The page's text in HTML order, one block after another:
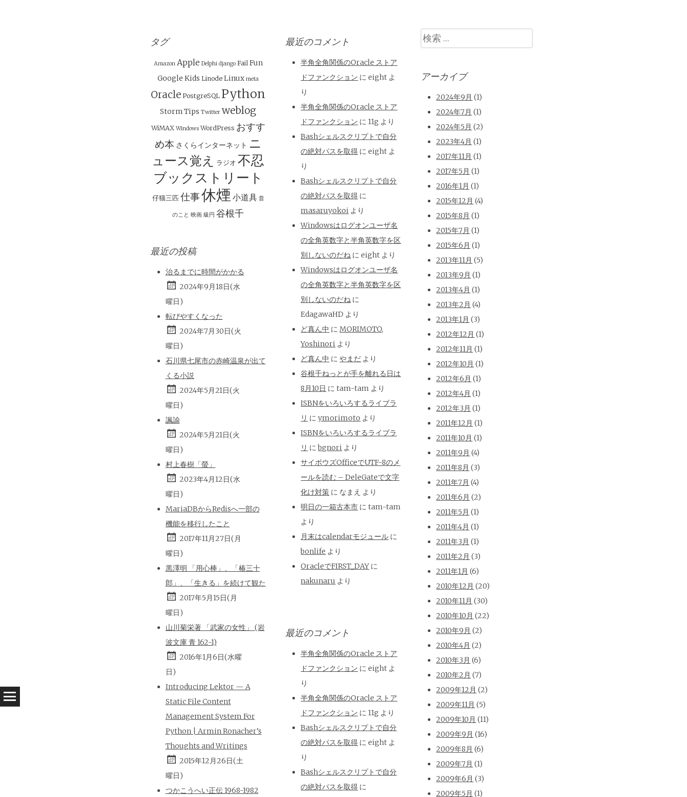
タグ
Amazon Apple Delphi django Fail Fun
Google Kids Linode Linux meta
Oracle PostgreSQL Python
StormTips Twitter weblog
WiMAX Windows WordPress おすす
め本 さくらインターネット ニ
ュース覚え
ラジオ 不忍
ブックストリート
仔猫三匹 仕事休煙 小道具 昔
のこと 映画 級円 谷根千
最近の投稿
治るまでに時間がかかる
2024年9月18日(水
曜日)
転びやすくなった
2024年7月30日(火
曜日)
石川県七尾市の赤崎温泉が出て
くる小説
2024年5月21日(火
曜日)
諷諭
2024年5月21日(火
曜日)
村上春樹「螢」
2023年4月12日(水
曜日)
MariaDBからRedisへ一部の
機能を移行したこと
2017年11月27日(月
曜日)
黒澤明 「用心棒」、「椿三十
郎」、「生きる」を続けて観た
2017年5月15日(月
曜日)
山川菊栄著 「武家の女性」 (岩
波文庫 青 162-1)
2016年1月6日(水曜
日)
Introducing Lektor — A
Static File Content
Management System For
Python | Armin Ronacher’s
Thoughts and Writings
2015年12月26日(土
曜日)
つかこうへい正伝 1968-1982
最近のコメント
半角全角関係のOracle ストア
ドファンクション にeight よ
り
半角全角関係のOracle ストア
ドファンクション に11g より
Bashシェルスクリプトで自分
の絶対パスを取得 にeight よ
り
Bashシェルスクリプトで自分
の絶対パスを取得 に
masaruyokoi より
Windowsはログオンユーザ名
の全角英数字と半角英数字を区
別しないのだね にeight より
Windowsはログオンユーザ名
の全角英数字と半角英数字を区
別しないのだね に
EdagawaHD より
ど真ん中 にMORIMOTO,
Yoshinori より
ど真ん中 にやまだ より
谷根千ねっとが手を離れる日は
8月10日 にtam-tam より
ISBNをいろいろするライブラ
リ にymorimoto より
ISBNをいろいろするライブラ
リ にbgnori より
サイボウズOfficeでUTF-8のメ
ールを読む – DeleGateで文字
化け対策 に なまえ より
明日の一箱古本市 にtam-tam
より
月末はcalendarモジュール に
bonlife より
OracleでFIRST_DAY に
nakunaru より
最近のコメント
半角全角関係のOracle ストア
ドファンクション にeight よ
り
半角全角関係のOracle ストア
ドファンクション に11g より
Bashシェルスクリプトで自分
の絶対パスを取得 にeight よ
り
Bashシェルスクリプトで自分
の絶対パスを取得 に
検
索
アーカイブ
2024年9月 (1)
2024年7月 (1)
2024年5月 (2)
2023年4月 (1)
2017年11月 (1)
2017年5月 (1)
2016年1月 (1)
2015年12月 (4)
2015年8月 (1)
2015年7月 (1)
2015年6月 (1)
2013年11月 (5)
2013年9月 (1)
2013年4月 (1)
2013年2月 (4)
2013年1月 (3)
2012年12月 (1)
2012年11月 (1)
2012年10月 (1)
2012年6月 (1)
2012年4月 (1)
2012年3月 (1)
2011年12月 (1)
2011年10月 (1)
2011年9月 (4)
2011年8月 (3)
2011年7月 (4)
2011年6月 (2)
2011年5月 (1)
2011年4月 (1)
2011年3月 (1)
2011年2月 (3)
2011年1月 (6)
2010年12月 (20)
2010年11月 (30)
2010年10月 (22)
2010年9月 (2)
2010年4月 (2)
2010年3月 (6)
2010年2月 (7)
2009年12月 (2)
2009年11月 (5)
2009年10月 (11)
2009年9月 (16)
2009年8月 (6)
2009年7月 (1)
2009年6月 (3)
2009年5月 (1)